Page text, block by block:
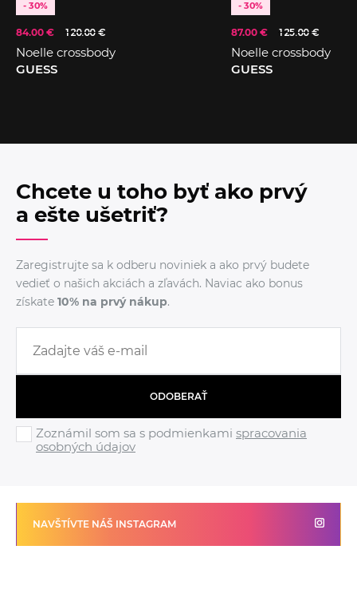
- 30%
84.00 € 120.00 €
Noelle crossbody
GUESS
- 30%
87.00 € 125.00 €
Noelle crossbody
GUESS
Chcete u toho byť ako prvý
a ešte ušetriť?
Zaregistrujte sa k odberu noviniek a ako prvý budete
vedieť o našich akciách a zľavách. Naviac ako bonus
získate 10% na prvý nákup.
ODOBERAŤ
Zoznámil som sa s podmienkami spracovania
osobných údajov
NAVŠTÍVTE NÁŠ INSTAGRAM